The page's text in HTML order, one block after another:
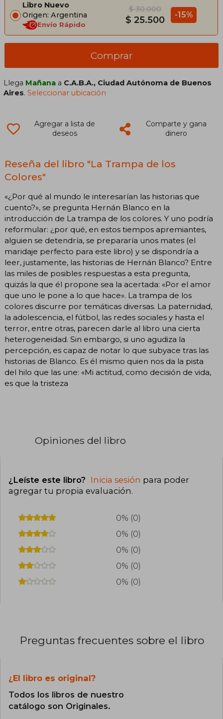
Libro Nuevo
Origen: Argentina
Envío Rápido
$ 30.000
$ 25.500 -15%
Comprar
Llega Mañana a C.A.B.A., Ciudad Autónoma de Buenos
Aires.Seleccionar ubicación
Agregar a lista de
deseos
Comparte y gana
dinero
Reseña del libro "La Trampa de los
Colores"
«¿Por qué al mundo le interesarían las historias que
cuento?», se pregunta Hernán Blanco en la
introducción de La trampa de los colores. Y uno podría
reformular: ¿por qué, en estos tiempos apremiantes,
alguien se detendría, se prepararía unos mates (el
maridaje perfecto para este libro) y se dispondría a
leer, justamente, las historias de Hernán Blanco? Entre
las miles de posibles respuestas a esta pregunta,
quizás la que él propone sea la acertada: «Por el amor
que uno le pone a lo que hace». La trampa de los
colores discurre por temáticas diversas. La paternidad,
la adolescencia, el fútbol, las redes sociales y hasta el
terror, entre otras, parecen darle al libro una cierta
heterogeneidad. Sin embargo, si uno agudiza la
percepción, es capaz de notar lo que subyace tras las
historias de Blanco. Es él mismo quien nos da la pista
del hilo que las une: «Mi actitud, como decisión de vida,
es que la tristeza
Opiniones del libro
¿Leíste este libro? Inicia sesión para poder
agregar tu propia evaluación.
0% (0)
0% (0)
0% (0)
0% (0)
0% (0)
Preguntas frecuentes sobre el libro
¿El libro es original?
Todos los libros de nuestro
catálogo son Originales.